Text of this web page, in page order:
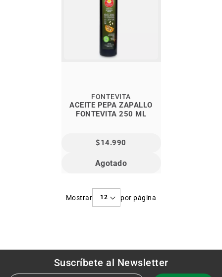
ACEITE PEPA ZAPALLO
FONTEVITA 250 ML
FONTEVITA
$14.990
Agotado
Mostrar por página
Suscríbete al Newsletter